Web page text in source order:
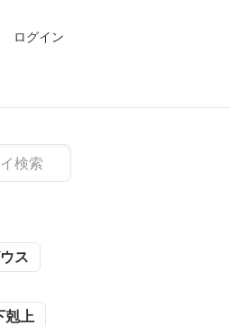
ログイン
ス
剋上